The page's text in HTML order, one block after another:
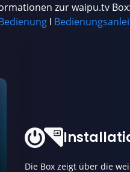
waipu.tv Box
Apple TV
zur waipu.tv Box:
Ι
Die Box zeigt über die